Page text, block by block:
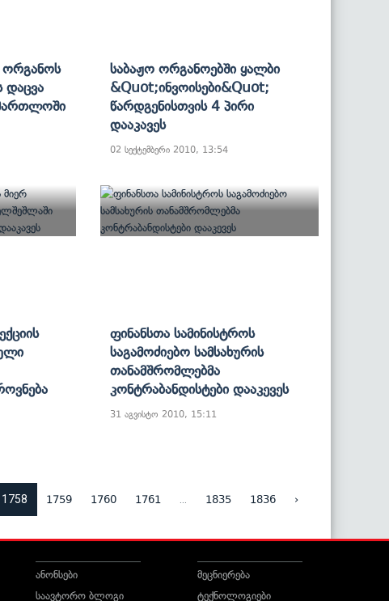
Დაცვა
Საბაჟო Ორგანოებში Ყალბი
&quot;ინვოისები&quot;
Წარდგენისთვის 4 Პირი
Დააკავეს
02 სექტემბერი 2010, 13:54
Ფინანსთა Სამინისტროს
Საგამოძიებო Სამსახურის
Თანამშრომლებმა
Კონტრაბანდისტები Დააკევეს
31 აგვისტო 2010, 15:11
1758 1759 1760 1761 1835 1836 ›
ანონსები
საავტორო ბლოგი
მეცნიერება
ტექნოლოგიები